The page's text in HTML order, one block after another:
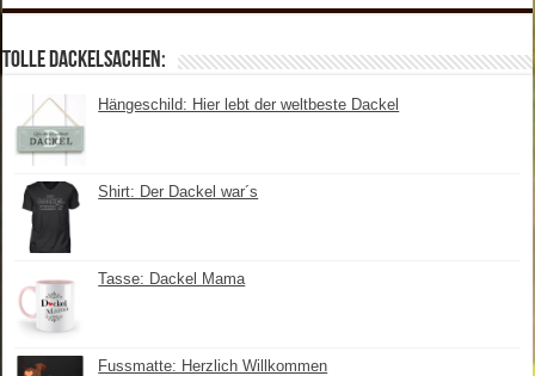
Tolle Dackelsachen:
Hängeschild: Hier lebt der weltbeste Dackel
Shirt: Der Dackel war´s
Tasse: Dackel Mama
Fussmatte: Herzlich Willkommen